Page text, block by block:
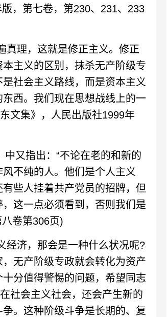
，第七卷，第230、231、233
理，这就是修正主义。修正
主义的区别，抹杀无产阶级专
社会主义路线，而是资本主义
西。我们现在思想战线上的一
文集》，人民出版社1999年
又指出：“不论在老的和新的
不纯的人。他们是个人主义
些人挂着共产党员的招牌，但
这一点必须看到，否则我们是
卷第306页)
济，那会是一种什么状况呢?
无产阶级专政就会转化为资产
分值得警惕的问题，希望同志
社会主义社会，还会产生新的
。这种阶级斗争是长期的、复